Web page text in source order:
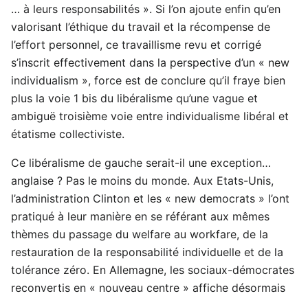
… à leurs responsabilités ». Si l’on ajoute enfin qu’en
valorisant l’éthique du travail et la récompense de
l’effort personnel, ce travaillisme revu et corrigé
s’inscrit effectivement dans la perspective d’un « new
individualism », force est de conclure qu’il fraye bien
plus la voie 1 bis du libéralisme qu’une vague et
ambiguë troisième voie entre individualisme libéral et
étatisme collectiviste.
Ce libéralisme de gauche serait-il une exception…
anglaise ? Pas le moins du monde. Aux Etats-Unis,
l’administration Clinton et les « new democrats » l’ont
pratiqué à leur manière en se référant aux mêmes
thèmes du passage du welfare au workfare, de la
restauration de la responsabilité individuelle et de la
tolérance zéro. En Allemagne, les sociaux-démocrates
reconvertis en « nouveau centre » affiche désormais